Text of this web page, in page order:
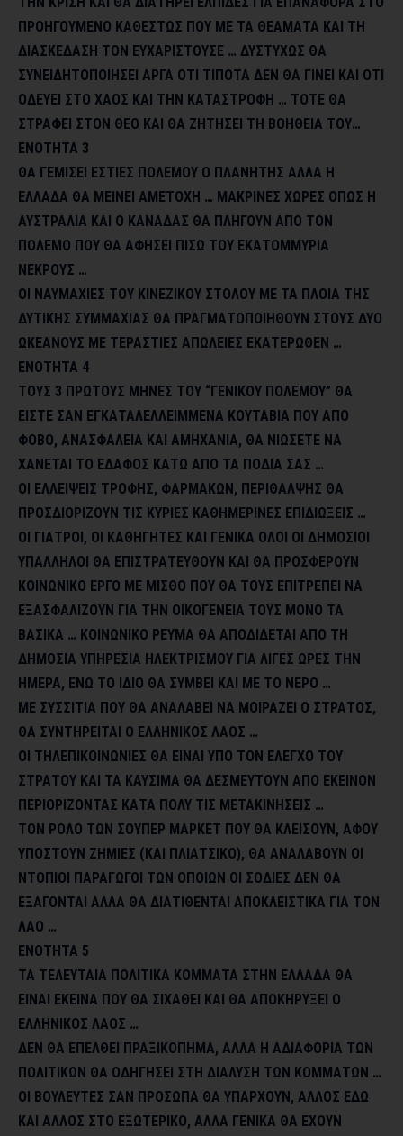
ΠΡΟΗΓΟΥΜΕΝΟ ΚΑΘΕΣΤΩΣ ΠΟΥ ΜΕ ΤΑ ΘΕΑΜΑΤΑ ΚΑΙ ΤΗ
ΔΙΑΣΚΕΔΑΣΗ ΤΟΝ ΕΥΧΑΡΙΣΤΟΥΣΕ … ΔΥΣΤΥΧΩΣ ΘΑ
ΣΥΝΕΙΔΗΤΟΠΟΙΗΣΕΙ ΑΡΓΑ ΟΤΙ ΤΙΠΟΤΑ ΔΕΝ ΘΑ ΓΙΝΕΙ ΚΑΙ ΟΤΙ
ΟΔΕΥΕΙ ΣΤΟ ΧΑΟΣ ΚΑΙ ΤΗΝ ΚΑΤΑΣΤΡΟΦΗ … ΤΟΤΕ ΘΑ
ΣΤΡΑΦΕΙ ΣΤΟΝ ΘΕΟ ΚΑΙ ΘΑ ΖΗΤΗΣΕΙ ΤΗ ΒΟΗΘΕΙΑ ΤΟΥ…
ΕΝΟΤΗΤΑ 3
ΘΑ ΓΕΜΙΣΕΙ ΕΣΤΙΕΣ ΠΟΛΕΜΟΥ Ο ΠΛΑΝΗΤΗΣ ΑΛΛΑ Η
ΕΛΛΑΔΑ ΘΑ ΜΕΙΝΕΙ ΑΜΕΤΟΧΗ … ΜΑΚΡΙΝΕΣ ΧΩΡΕΣ ΟΠΩΣ Η
ΑΥΣΤΡΑΛΙΑ ΚΑΙ Ο ΚΑΝΑΔΑΣ ΘΑ ΠΛΗΓΟΥΝ ΑΠΟ ΤΟΝ
ΠΟΛΕΜΟ ΠΟΥ ΘΑ ΑΦΗΣΕΙ ΠΙΣΩ ΤΟΥ ΕΚΑΤΟΜΜΥΡΙΑ
ΝΕΚΡΟΥΣ …
ΟΙ ΝΑΥΜΑΧΙΕΣ ΤΟΥ ΚΙΝΕΖΙΚΟΥ ΣΤΟΛΟΥ ΜΕ ΤΑ ΠΛΟΙΑ ΤΗΣ
ΔΥΤΙΚΗΣ ΣΥΜΜΑΧΙΑΣ ΘΑ ΠΡΑΓΜΑΤΟΠΟΙΗΘΟΥΝ ΣΤΟΥΣ ΔΥΟ
ΩΚΕΑΝΟΥΣ ΜΕ ΤΕΡΑΣΤΙΕΣ ΑΠΩΛΕΙΕΣ ΕΚΑΤΕΡΩΘΕΝ …
ΕΝΟΤΗΤΑ 4
ΤΟΥΣ 3 ΠΡΩΤΟΥΣ ΜΗΝΕΣ ΤΟΥ “ΓΕΝΙΚΟΥ ΠΟΛΕΜΟΥ” ΘΑ
ΕΙΣΤΕ ΣΑΝ ΕΓΚΑΤΑΛΕΛΛΕΙΜΜΕΝΑ ΚΟΥΤΑΒΙΑ ΠΟΥ ΑΠΟ
ΦΟΒΟ, ΑΝΑΣΦΑΛΕΙΑ ΚΑΙ ΑΜΗΧΑΝΙΑ, ΘΑ ΝΙΩΣΕΤΕ ΝΑ
ΧΑΝΕΤΑΙ ΤΟ ΕΔΑΦΟΣ ΚΑΤΩ ΑΠΟ ΤΑ ΠΟΔΙΑ ΣΑΣ …
ΟΙ ΕΛΛΕΙΨΕΙΣ ΤΡΟΦΗΣ, ΦΑΡΜΑΚΩΝ, ΠΕΡΙΘΑΛΨΗΣ ΘΑ
ΠΡΟΣΔΙΟΡΙΖΟΥΝ ΤΙΣ ΚΥΡΙΕΣ ΚΑΘΗΜΕΡΙΝΕΣ ΕΠΙΔΙΩΞΕΙΣ …
ΟΙ ΓΙΑΤΡΟΙ, ΟΙ ΚΑΘΗΓΗΤΕΣ ΚΑΙ ΓΕΝΙΚΑ ΟΛΟΙ ΟΙ ΔΗΜΟΣΙΟΙ
ΥΠΑΛΛΗΛΟΙ ΘΑ ΕΠΙΣΤΡΑΤΕΥΘΟΥΝ ΚΑΙ ΘΑ ΠΡΟΣΦΕΡΟΥΝ
ΚΟΙΝΩΝΙΚΟ ΕΡΓΟ ΜΕ ΜΙΣΘΟ ΠΟΥ ΘΑ ΤΟΥΣ ΕΠΙΤΡΕΠΕΙ ΝΑ
ΕΞΑΣΦΑΛΙΖΟΥΝ ΓΙΑ ΤΗΝ ΟΙΚΟΓΕΝΕΙΑ ΤΟΥΣ ΜΟΝΟ ΤΑ
ΒΑΣΙΚΑ … ΚΟΙΝΩΝΙΚΟ ΡΕΥΜΑ ΘΑ ΑΠΟΔΙΔΕΤΑΙ ΑΠΟ ΤΗ
ΔΗΜΟΣΙΑ ΥΠΗΡΕΣΙΑ ΗΛΕΚΤΡΙΣΜΟΥ ΓΙΑ ΛΙΓΕΣ ΩΡΕΣ ΤΗΝ
ΗΜΕΡΑ, ΕΝΩ ΤΟ ΙΔΙΟ ΘΑ ΣΥΜΒΕΙ ΚΑΙ ΜΕ ΤΟ ΝΕΡΟ …
ΜΕ ΣΥΣΣΙΤΙΑ ΠΟΥ ΘΑ ΑΝΑΛΑΒΕΙ ΝΑ ΜΟΙΡΑΖΕΙ Ο ΣΤΡΑΤΟΣ,
ΘΑ ΣΥΝΤΗΡΕΙΤΑΙ Ο ΕΛΛΗΝΙΚΟΣ ΛΑΟΣ …
ΟΙ ΤΗΛΕΠΙΚΟΙΝΩΝΙΕΣ ΘΑ ΕΙΝΑΙ ΥΠΟ ΤΟΝ ΕΛΕΓΧΟ ΤΟΥ
ΣΤΡΑΤΟΥ ΚΑΙ ΤΑ ΚΑΥΣΙΜΑ ΘΑ ΔΕΣΜΕΥΤΟΥΝ ΑΠΟ ΕΚΕΙΝΟΝ
ΠΕΡΙΟΡΙΖΟΝΤΑΣ ΚΑΤΑ ΠΟΛΥ ΤΙΣ ΜΕΤΑΚΙΝΗΣΕΙΣ …
ΤΟΝ ΡΟΛΟ ΤΩΝ ΣΟΥΠΕΡ ΜΑΡΚΕΤ ΠΟΥ ΘΑ ΚΛΕΙΣΟΥΝ, ΑΦΟΥ
ΥΠΟΣΤΟΥΝ ΖΗΜΙΕΣ (ΚΑΙ ΠΛΙΑΤΣΙΚΟ), ΘΑ ΑΝΑΛΑΒΟΥΝ ΟΙ
ΝΤΟΠΙΟΙ ΠΑΡΑΓΩΓΟΙ ΤΩΝ ΟΠΟΙΩΝ ΟΙ ΣΟΔΙΕΣ ΔΕΝ ΘΑ
ΕΞΑΓΟΝΤΑΙ ΑΛΛΑ ΘΑ ΔΙΑΤΙΘΕΝΤΑΙ ΑΠΟΚΛΕΙΣΤΙΚΑ ΓΙΑ ΤΟΝ
ΛΑΟ …
ΕΝΟΤΗΤΑ 5
ΤΑ ΤΕΛΕΥΤΑΙΑ ΠΟΛΙΤΙΚΑ ΚΟΜΜΑΤΑ ΣΤΗΝ ΕΛΛΑΔΑ ΘΑ
ΕΙΝΑΙ ΕΚΕΙΝΑ ΠΟΥ ΘΑ ΣΙΧΑΘΕΙ ΚΑΙ ΘΑ ΑΠΟΚΗΡΥΞΕΙ Ο
ΕΛΛΗΝΙΚΟΣ ΛΑΟΣ …
ΔΕΝ ΘΑ ΕΠΕΛΘΕΙ ΠΡΑΞΙΚΟΠΗΜΑ, ΑΛΛΑ Η ΑΔΙΑΦΟΡΙΑ ΤΩΝ
ΠΟΛΙΤΙΚΩΝ ΘΑ ΟΔΗΓΗΣΕΙ ΣΤΗ ΔΙΑΛΥΣΗ ΤΩΝ ΚΟΜΜΑΤΩΝ …
ΟΙ ΒΟΥΛΕΥΤΕΣ ΣΑΝ ΠΡΟΣΩΠΑ ΘΑ ΥΠΑΡΧΟΥΝ, ΑΛΛΟΣ ΕΔΩ
ΚΑΙ ΑΛΛΟΣ ΣΤΟ ΕΞΩΤΕΡΙΚΟ, ΑΛΛΑ ΓΕΝΙΚΑ ΘΑ ΕΧΟΥΝ